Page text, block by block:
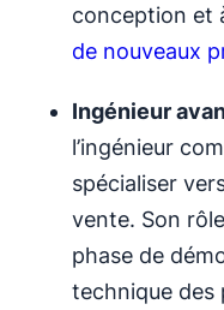
conception et
de nouveaux
Ingénieur
l’ingénieur
spécialiser
vente. Son
phase de
technique des